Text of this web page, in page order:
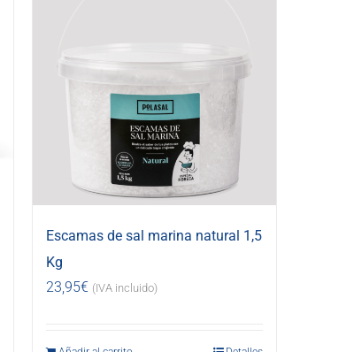
Escamas de sal marina natural 1,5
Kg
23,95€ (IVA incluido)